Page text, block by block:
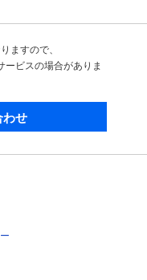
ますので、
ービスの場合がありま
わせ